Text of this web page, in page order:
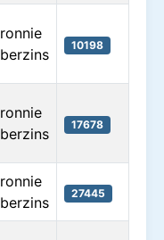
ronnie
berzins
10198
ronnie
berzins
17678
ronnie
berzins
27445